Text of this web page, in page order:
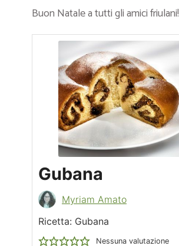
Buon Natale a tutti gli amici friulani!
Gubana
Myriam Amato
Ricetta: Gubana
Nessuna valutazione